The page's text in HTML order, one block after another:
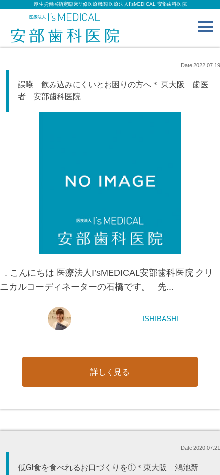
厚生労働省指定臨床研修医療機関 医療法人I’sMEDICAL 安部歯科医院
Date:2022.07.19
誤嚥 飲み込みにくいとお困りの方へ＊ 東大阪 歯医
者 安部歯科医院
. こんにちは 医療法人I’sMEDICAL安部歯科医院 クリ
ニカルコーディネーターの石橋です。 先...
ISHIBASHI
詳しく見る
Date:2020.07.21
低GI食を食べれるお口づくりを①＊東大阪 鴻池新